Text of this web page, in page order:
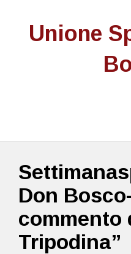
Unione
Don
commento
Tripodina”